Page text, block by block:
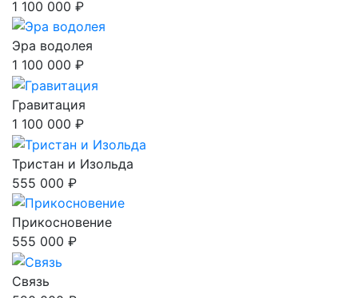
1 100 000 ₽
Эра водолея
1 100 000 ₽
Гравитация
1 100 000 ₽
Тристан и Изольда
555 000 ₽
Прикосновение
555 000 ₽
Связь